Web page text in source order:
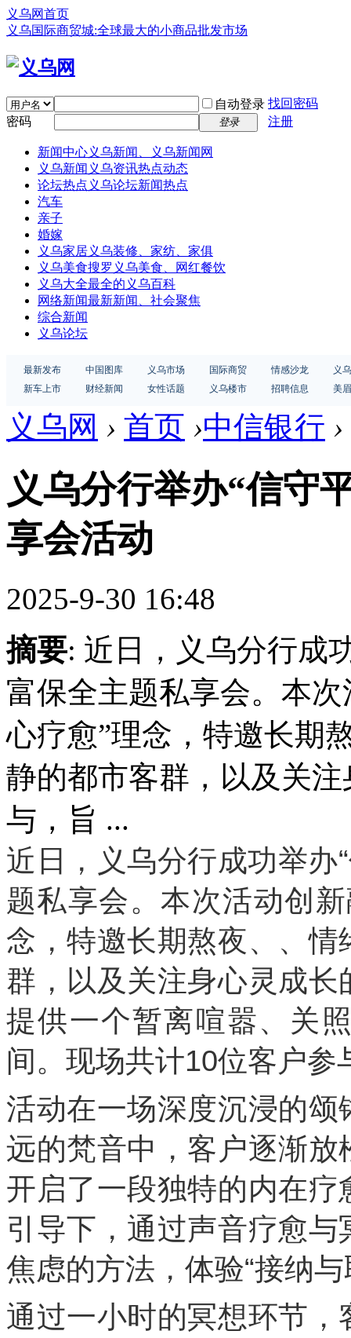
义乌网首页
义乌国际商贸城:全球最大的小商品批发市场
自动登录 找回密码
密码
登录 注册
新闻中心义乌新闻、义乌新闻网
义乌新闻 义乌资讯热点动态
论坛热点 义乌论坛新闻热点
汽车
亲子
婚嫁
义乌家居义乌装修、家纺、家俱
义乌美食搜罗义乌美食、网红餐饮
义乌大全最全的义乌百科
网络新闻最新新闻、社会聚焦
综合新闻
义乌论坛
最新发布 中国图库 义乌市场 国际商贸 情感沙龙
义
新车上市
财经新闻 女性话题 义乌楼市 招聘信息 美
义乌网 › 首页 ›中信银行 ›
义乌分行举办“信守
享会活动
2025-9-30 16:48
摘要: 近日，义乌分行成
富保全主题私享会。本
心疗愈”理念，特邀长期
静的都市客群，以及关
与，旨 ...
近日，义乌分行成功举办
题私享会。本次活动创新
念，特邀长期熬夜、、
群，以及关注身心灵成
提供一个暂离喧嚣、关
间。现场共计10位客户参
活动在一场深度沉浸的
远的梵音中，客户逐渐
开启了一段独特的内在
引导下，通过声音疗愈
焦虑的方法，体验“接纳
通过一小时的冥想环节